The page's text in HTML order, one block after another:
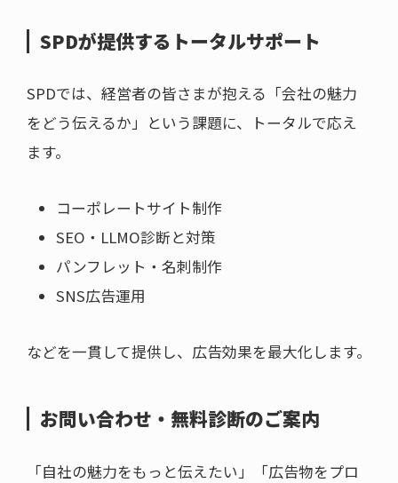
SPDが提供するトータルサポート
SPDでは、経営者の皆さまが抱える「会社の魅力
をどう伝えるか」という課題に、トータルで応え
ます。
コーポレートサイト制作
SEO・LLMO診断と対策
パンフレット・名刺制作
SNS広告運用
などを一貫して提供し、広告効果を最大化します。
お問い合わせ・無料診断のご案内
「自社の魅力をもっと伝えたい」「広告物をプロ